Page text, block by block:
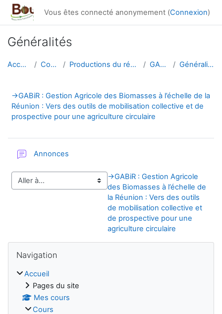
Passer au contenu principal
Vous êtes connecté anonymement (Connexion)
Généralités
Accueil Cours Productions du réseau GABIR Généralités
Résumé de section
→GABiR : Gestion Agricole des Biomasses à l’échelle de la
Réunion : Vers des outils de mobilisation collective et de
prospective pour une agriculture circulaire
Annonces
→GABiR : Gestion Agricole
des Biomasses à l’échelle de
la Réunion : Vers des outils
de mobilisation collective et
de prospective pour une
agriculture circulaire
Navigation
Accueil
Pages du site
Mes cours
Cours